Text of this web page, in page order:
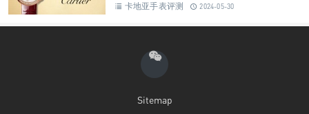
卡地亚手表评测 2024-05-30
Sitemap